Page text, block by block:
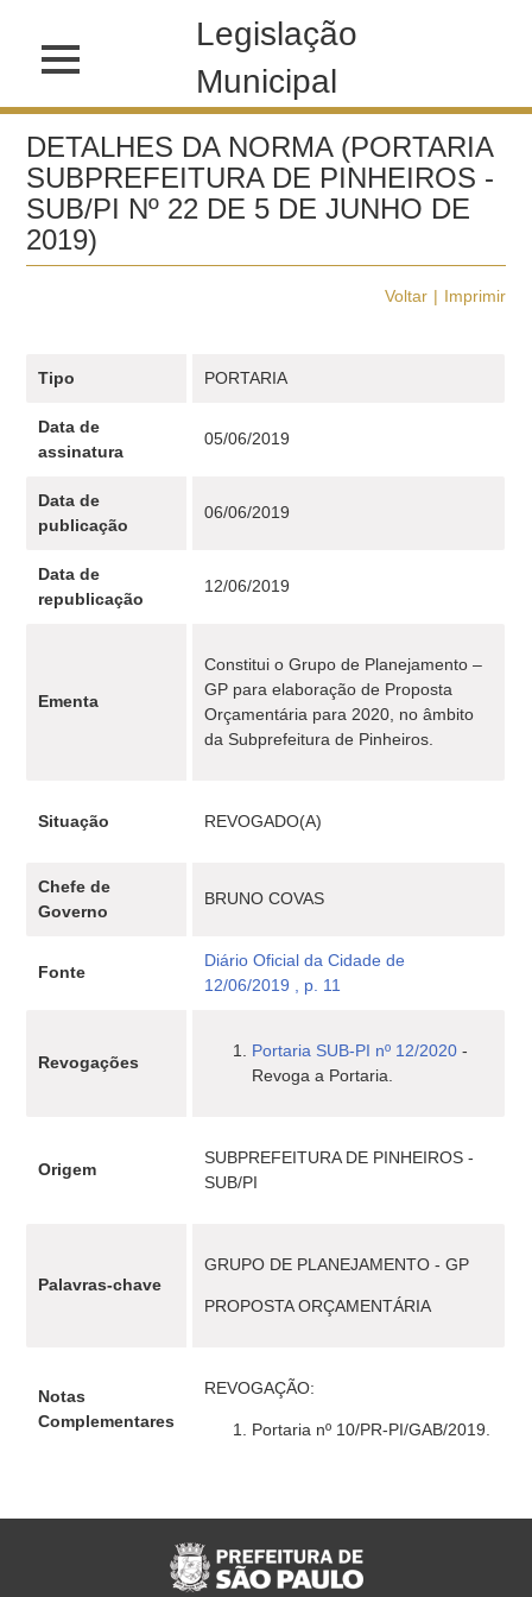
Legislação
Municipal
DETALHES DA NORMA (PORTARIA
SUBPREFEITURA DE PINHEIROS -
SUB/PI Nº 22 DE 5 DE JUNHO DE
2019)
Voltar Imprimir
Tipo PORTARIA
Data de
assinatura
05/06/2019
Data de
publicação
06/06/2019
Data de
republicação
12/06/2019
Ementa
Constitui o Grupo de Planejamento –
GP para elaboração de Proposta
Orçamentária para 2020, no âmbito
da Subprefeitura de Pinheiros.
Situação REVOGADO(A)
Chefe de
Governo
BRUNO COVAS
Fonte
Diário Oficial da Cidade de
12/06/2019 , p. 11
Revogações
Portaria SUB-PI nº 12/2020 -
Revoga a Portaria.
Origem
SUBPREFEITURA DE PINHEIROS -
SUB/PI
Palavras-chave
GRUPO DE PLANEJAMENTO - GP
PROPOSTA ORÇAMENTÁRIA
Notas
Complementares
REVOGAÇÃO:
Portaria nº 10/PR-PI/GAB/2019.